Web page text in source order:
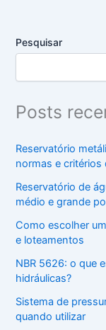
Pesquisar
Posts
Reservatório
normas e critérios
Reservatório de
médio e grande
Como escolher
e loteamentos
NBR 5626: o que
hidráulicas?
Sistema de
quando utilizar